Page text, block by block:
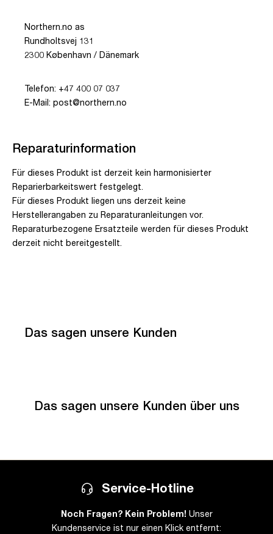
Northern.no as
Rundholtsvej 131
2300 København / Dänemark
Telefon: +47 400 07 037
E-Mail: post@northern.no
Reparaturinformation
Für dieses Produkt ist derzeit kein harmonisierter
Reparierbarkeitswert festgelegt.
Für dieses Produkt liegen uns derzeit keine
Herstellerangaben zu Reparaturanleitungen vor.
Reparaturbezogene Ersatzteile werden für dieses Produkt
derzeit nicht bereitgestellt.
Das sagen unsere Kunden
Das sagen unsere Kunden über uns
Service-Hotline
Noch Fragen? Kein Problem! Unser
Kundenservice ist nur einen Klick entfernt: